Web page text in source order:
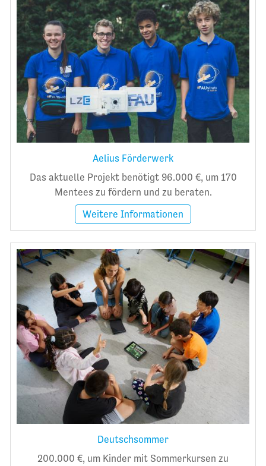
Aelius Förderwerk
Das aktuelle Projekt benötigt 96.000 €, um 170
Mentees zu fördern und zu beraten.
Weitere Informationen
Deutschsommer
200.000 €, um Kinder mit Sommerkursen zu